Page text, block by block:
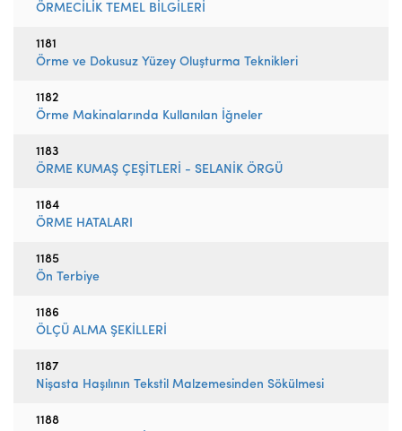
ÖRMECİLİK TEMEL BİLGİLERİ
1181
Örme ve Dokusuz Yüzey Oluşturma Teknikleri
1182
Örme Makinalarında Kullanılan İğneler
1183
ÖRME KUMAŞ ÇEŞİTLERİ - SELANİK ÖRGÜ
1184
ÖRME HATALARI
1185
Ön Terbiye
1186
ÖLÇÜ ALMA ŞEKİLLERİ
1187
Nişasta Haşılının Tekstil Malzemesinden Sökülmesi
1188